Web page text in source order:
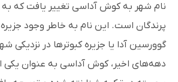
نام شهر به کوش آداسی تغییر یافت که به
پرندگان است. این نام به خاطر وجود جزیره
گوورسین آدا یا جزیره کبوترها در نزدیکی
دهه‌های اخیر، کوش آداسی به عنوان یکی